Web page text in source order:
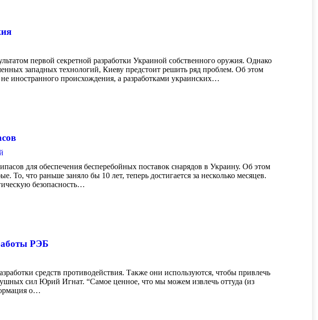
первой секретной разработки Украиной собственного оружия. Однако
западных технологий, Киеву предстоит решить ряд проблем. Об этом
иностранного происхождения, а разработками украинских…
для обеспечения бесперебойных поставок снарядов в Украину. Об этом
что раньше заняло бы 10 лет, теперь достигается за несколько месяцев.
безопасность…
РЭБ
средств противодействия. Также они используются, чтобы привлечь
сил Юрий Игнат. “Самое ценное, что мы можем извлечь оттуда (из
о…